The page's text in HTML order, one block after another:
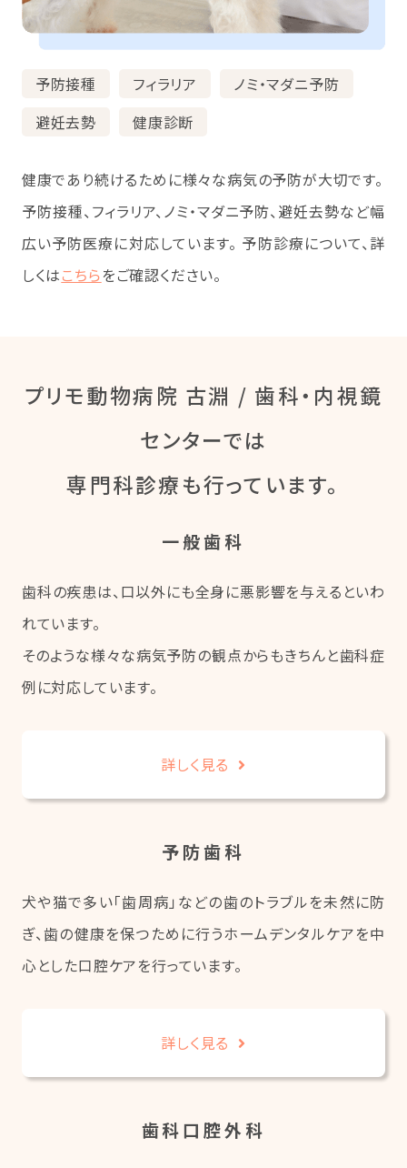
予防接種 フィラリア
ノミ・マダニ予防
避妊去勢
健康診断
健康であり続けるために様々な病気の予防が大切です。
予防接種、フィラリア、ノミ・マダニ予防、避妊去勢など幅
広い予防医療に対応しています。 予防診療について、詳
しくはこちらをご確認ください。
プリモ動物病院 古淵 / 歯科・内視鏡
センターでは
専門科診療も行っています。
一般歯科
歯科の疾患は、口以外にも全身に悪影響を与えるといわ
れています。
そのような様々な病気予防の観点からもきちんと歯科症
例に対応しています。
詳しく見る
予防歯科
犬や猫で多い「歯周病」などの歯のトラブルを未然に防
ぎ、歯の健康を保つために行うホームデンタルケアを中
心とした口腔ケアを行っています。
詳しく見る
歯科口腔外科